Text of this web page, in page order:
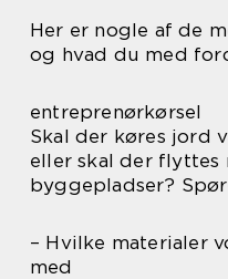
Her er nogle af de
og hvad du med
entreprenørkørsel
Skal der køres jord
eller skal der flyttes
byggepladser?
– Hvilke materialer
med